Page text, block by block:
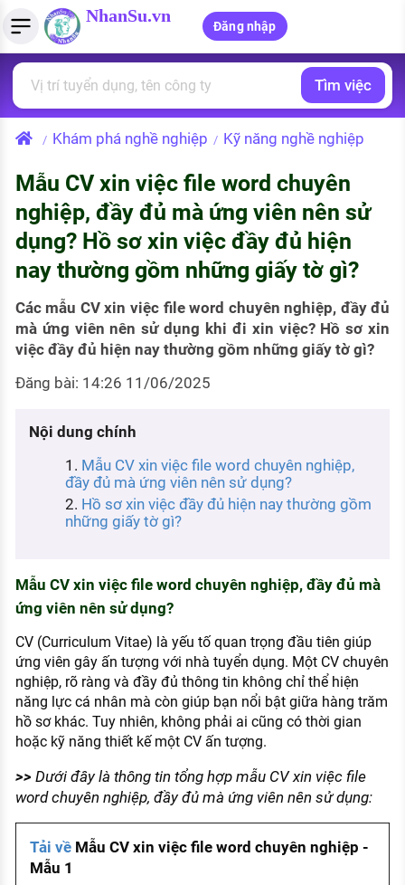
NhanSu.vn
Đăng nhập
Tìm việc làm
Việc làm ngành luật
Việc làm lương cao
Việc làm tốt nhất
CÔNG TY
Danh sách nhà tuyển dụng
Quản lý CV
Tải CV lên
Tạo CV trực tuyến
MẪU CV THEO STYLE
Mẫu CV đơn giản
Mẫu CV hiện đại
Tính lương Gross - Net
Tính thuế thu nhập cá nhân
Tính trợ cấp thất nghiệp
PHÁP LUẬT VIỆT NAM
Văn bản pháp luật
PHÁP LUẬT LAO ĐỘNG
Lao động và tiền lương
Bảo hiểm và phúc lợi
Thuế thu nhập
Hồ sơ biểu mẫu
Chính sách lao động
Kỹ năng nghề nghiệp
HƯỚNG NGHIỆP VIỆC LÀM
Xu hướng việc làm
NHÂN SỰ
TUYỂN DỤNG VIỆC LÀM
Tìm việc
/ Khám phá nghề nghiệp / Kỹ năng nghề nghiệp
Mẫu CV xin việc file word chuyên
nghiệp, đầy đủ mà ứng viên nên sử
dụng? Hồ sơ xin việc đầy đủ hiện
nay thường gồm những giấy tờ gì?
Các mẫu CV xin việc file word chuyên nghiệp, đầy đủ
mà ứng viên nên sử dụng khi đi xin việc? Hồ sơ xin
việc đầy đủ hiện nay thường gồm những giấy tờ gì?
Đăng bài: 14:26 11/06/2025
Nội dung chính
Mẫu CV xin việc file word chuyên nghiệp,
đầy đủ mà ứng viên nên sử dụng?
Hồ sơ xin việc đầy đủ hiện nay thường gồm
những giấy tờ gì?
Mẫu CV xin việc file word chuyên nghiệp, đầy đủ mà
ứng viên nên sử dụng?
CV (Curriculum Vitae) là yếu tố quan trọng đầu tiên giúp
ứng viên gây ấn tượng với nhà tuyển dụng. Một CV chuyên
nghiệp, rõ ràng và đầy đủ thông tin không chỉ thể hiện
năng lực cá nhân mà còn giúp bạn nổi bật giữa hàng trăm
hồ sơ khác. Tuy nhiên, không phải ai cũng có thời gian
hoặc kỹ năng thiết kế một CV ấn tượng.
>> Dưới đây là thông tin tổng hợp mẫu CV xin việc file
word chuyên nghiệp, đầy đủ mà ứng viên nên sử dụng:
Tải vềMẫu CV xin việc file word chuyên nghiệp -
Mẫu 1